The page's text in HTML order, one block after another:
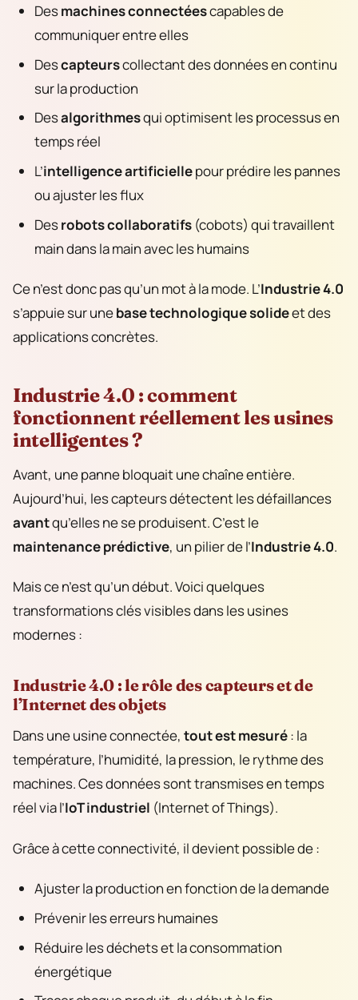
Desmachines connectéescapables de
communiquer entre elles
Descapteurscollectant des données en continu
sur la production
Desalgorithmesqui optimisent les processus en
temps réel
L’intelligence artificiellepour prédire les pannes
ou ajuster les flux
Desrobots collaboratifs (cobots) qui travaillent
main dans la main avec les humains
Ce n’est donc pas qu’un mot à la mode. L’Industrie 4.0
s’appuie sur unebase technologique solideet des
applications concrètes.
Industrie 4.0 : comment
fonctionnent réellement les usines
intelligentes ?
Avant, une panne bloquait une chaîne entière.
Aujourd’hui, les capteurs détectent les défaillances
avantqu’elles ne se produisent. C’est le
maintenance prédictive, un pilier de l’Industrie 4.0.
Mais ce n’est qu’un début. Voici quelques
transformations clés visibles dans les usines
modernes :
Industrie 4.0 : le rôle des capteurs et de
l’Internet des objets
Dans une usine connectée, tout est mesuré: la
température, l’humidité, la pression, le rythme des
machines. Ces données sont transmises en temps
réel via l’IoT industriel (Internet of Things).
Grâce à cette connectivité, il devient possible de :
Ajuster la production en fonction de la demande
Prévenir les erreurs humaines
Réduire les déchets et la consommation
énergétique